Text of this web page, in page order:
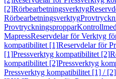
[2]Rörbearbetningsverktyg
Rörbearbetningsverktyg
Provtryckningsproppar
MapressReservdelar för Verktyg
kompatibilitet [1]Reservdelar för
[1]Pressverktyg kompatibilitet [2]
kompatibilitet [2]Pressverktyg
Pressverktyg kompatibilitet [1] / [2]